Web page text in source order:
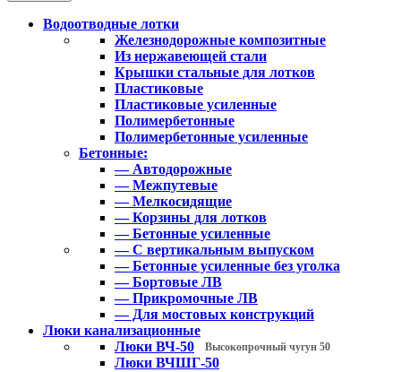
Водоотводные лотки
Железнодорожные композитные
Из нержавеющей стали
Крышки стальные для лотков
Пластиковые
Пластиковые усиленные
Полимербетонные
Полимербетонные усиленные
Бетонные:
— Автодорожные
— Межпутевые
— Мелкосидящие
— Корзины для лотков
— Бетонные усиленные
— С вертикальным выпуском
— Бетонные усиленные без уголка
— Бортовые ЛВ
— Прикромочные ЛВ
— Для мостовых конструкций
Люки канализационные
Люки ВЧ-50
Высокопрочный чугун 50
Люки ВЧШГ-50